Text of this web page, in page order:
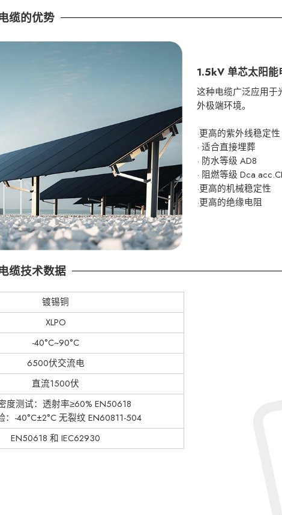
缆的优势
1.5kV 单芯太阳
这种电缆广泛应用于
外极端环境。
·更高的紫外线稳定性
· 适合直接埋葬
· 防水等级 AD8
· 阻燃等级 Dca
·更高的机械稳定性
·更高的绝缘电阻
缆技术数据
镀锡铜
XLPO
-40°C~90°C
6500伏交流电
直流1500伏
度测试：透射率≥60% EN50618
：-40°C±2°C 无裂纹 EN60811-504
EN50618 和 IEC62930